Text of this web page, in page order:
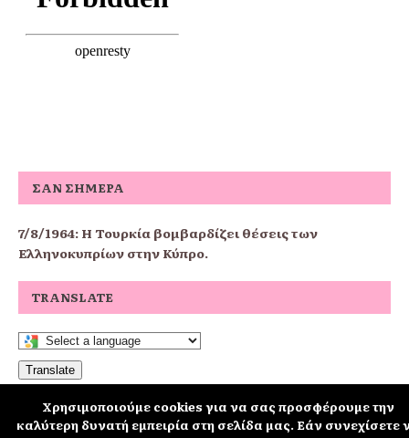
ΣΑΝ ΣΉΜΕΡΑ
7/8/1964: Η Τουρκία βομβαρδίζει θέσεις των
Ελληνοκυπρίων στην Κύπρο.
TRANSLATE
Translate
Χρησιμοποιούμε cookies για να σας προσφέρουμε την
καλύτερη δυνατή εμπειρία στη σελίδα μας. Εάν συνεχίσετε